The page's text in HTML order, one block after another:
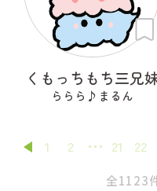
くもっちもち三兄
ららら♪まるん
1 2 21 22
全1123